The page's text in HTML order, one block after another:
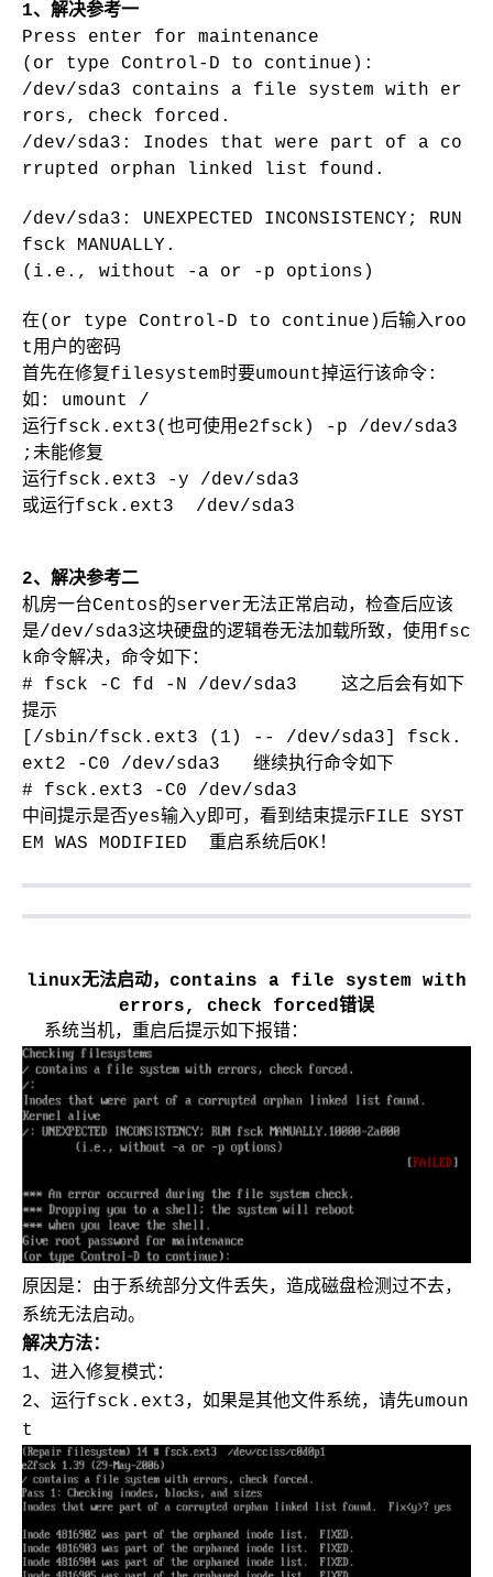
1、解决参考一
Press enter for maintenance
(or type Control-D to continue):
/dev/sda3 contains a file system with er
rors, check forced.
/dev/sda3: Inodes that were part of a co
rrupted orphan linked list found.
/dev/sda3: UNEXPECTED INCONSISTENCY; RUN
fsck MANUALLY.
(i.e., without -a or -p options)
在(or type Control-D to continue)后输入roo
t用户的密码
首先在修复filesystem时要umount掉运行该命令:
如: umount /
运行fsck.ext3(也可使用e2fsck) -p /dev/sda3
;未能修复
运行fsck.ext3 -y /dev/sda3
或运行fsck.ext3 /dev/sda3
2、解决参考二
机房一台Centos的server无法正常启动，检查后应该
是/dev/sda3这块硬盘的逻辑卷无法加载所致，使用fsc
k命令解决，命令如下：
# fsck -C fd -N /dev/sda3 这之后会有如下
提示
[/sbin/fsck.ext3 (1) -- /dev/sda3] fsck.
ext2 -C0 /dev/sda3 继续执行命令如下
# fsck.ext3 -C0 /dev/sda3
中间提示是否yes输入y即可，看到结束提示FILE SYST
EM WAS MODIFIED 重启系统后OK！
linux无法启动，contains a file system with
errors, check forced错误
系统当机，重启后提示如下报错：
原因是：由于系统部分文件丢失，造成磁盘检测过不去，
系统无法启动。
解决方法：
1、进入修复模式：
2、运行fsck.ext3，如果是其他文件系统，请先umoun
t